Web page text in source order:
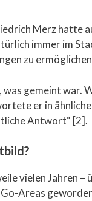
Merz hatte
immer im
zu
gemeint war.
er in
Antwort“ [2].
vielen Jahren
Areas